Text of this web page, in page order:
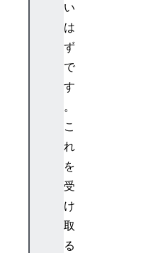
い
は
ず
で
す
。
こ
れ
を
受
け
取
る